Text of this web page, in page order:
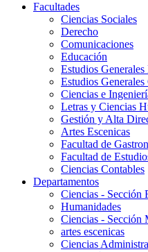
Facultades
Ciencias Sociales
Derecho
Comunicaciones
Educación
Estudios Generales
Estudios Generales
Ciencias e
Letras y Ciencias
Gestión y Alta
Artes Escenicas
Facultad de
Facultad de
Ciencias Contables
Departamentos
Ciencias - Sección
Humanidades
Ciencias - Sección
artes escenicas
Ciencias